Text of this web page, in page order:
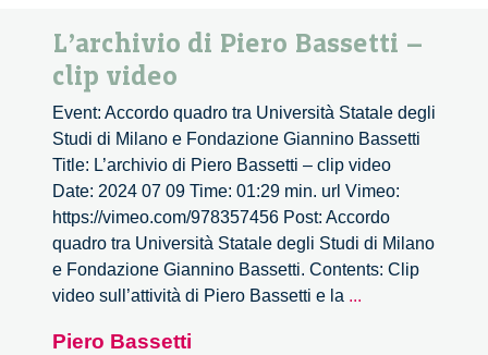
L’archivio di Piero Bassetti –
clip video
Event: Accordo quadro tra Università Statale degli
Studi di Milano e Fondazione Giannino Bassetti
Title: L’archivio di Piero Bassetti – clip video
Date: 2024 07 09 Time: 01:29 min. url Vimeo:
https://vimeo.com/978357456 Post: Accordo
quadro tra Università Statale degli Studi di Milano
e Fondazione Giannino Bassetti. Contents: Clip
video sull’attività di Piero Bassetti e la ...
Piero Bassetti